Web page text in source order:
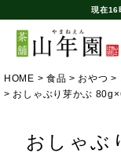
現在16
HOME 食品 おやつ
おしゃぶり芽かぶ
おしゃぶ